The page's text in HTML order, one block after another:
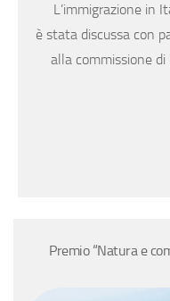
L’immigrazione in
è stata discussa con
alla commissione
Premio “Natura e